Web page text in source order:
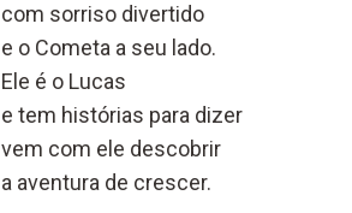
com sorriso divertido
e o Cometa a seu lado.
Ele é o Lucas
e tem histórias para dizer
vem com ele descobrir
a aventura de crescer.